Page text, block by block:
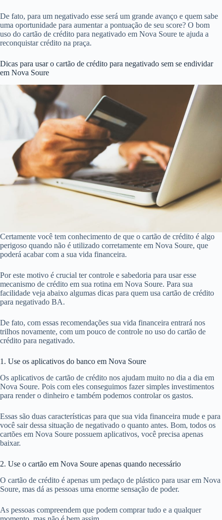
De fato, para um negativado esse será um grande avanço e quem sabe
uma oportunidade para aumentar a pontuação de seu score? O bom
uso do cartão de crédito para negativado em Nova Soure te ajuda a
reconquistar crédito na praça.
Dicas para usar o cartão de crédito para negativado sem se endividar
em Nova Soure
Certamente você tem conhecimento de que o cartão de crédito é algo
perigoso quando não é utilizado corretamente em Nova Soure, que
poderá acabar com a sua vida financeira.
Por este motivo é crucial ter controle e sabedoria para usar esse
mecanismo de crédito em sua rotina em Nova Soure. Para sua
facilidade veja abaixo algumas dicas para quem usa cartão de crédito
para negativado BA.
De fato, com essas recomendações sua vida financeira entrará nos
trilhos novamente, com um pouco de controle no uso do cartão de
crédito para negativado.
1. Use os aplicativos do banco em Nova Soure
Os aplicativos de cartão de crédito nos ajudam muito no dia a dia em
Nova Soure. Pois com eles conseguimos fazer simples investimentos
para render o dinheiro e também podemos controlar os gastos.
Essas são duas características para que sua vida financeira mude e para
você sair dessa situação de negativado o quanto antes. Bom, todos os
cartões em Nova Soure possuem aplicativos, você precisa apenas
baixar.
2. Use o cartão em Nova Soure apenas quando necessário
O cartão de crédito é apenas um pedaço de plástico para usar em Nova
Soure, mas dá as pessoas uma enorme sensação de poder.
As pessoas compreendem que podem comprar tudo e a qualquer